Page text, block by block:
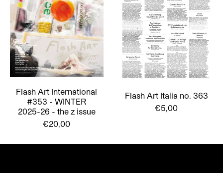
Flash Art International
#353 - WINTER
2025-26 - the z issue
€20,00
Flash Art Italia no. 363
€5,00